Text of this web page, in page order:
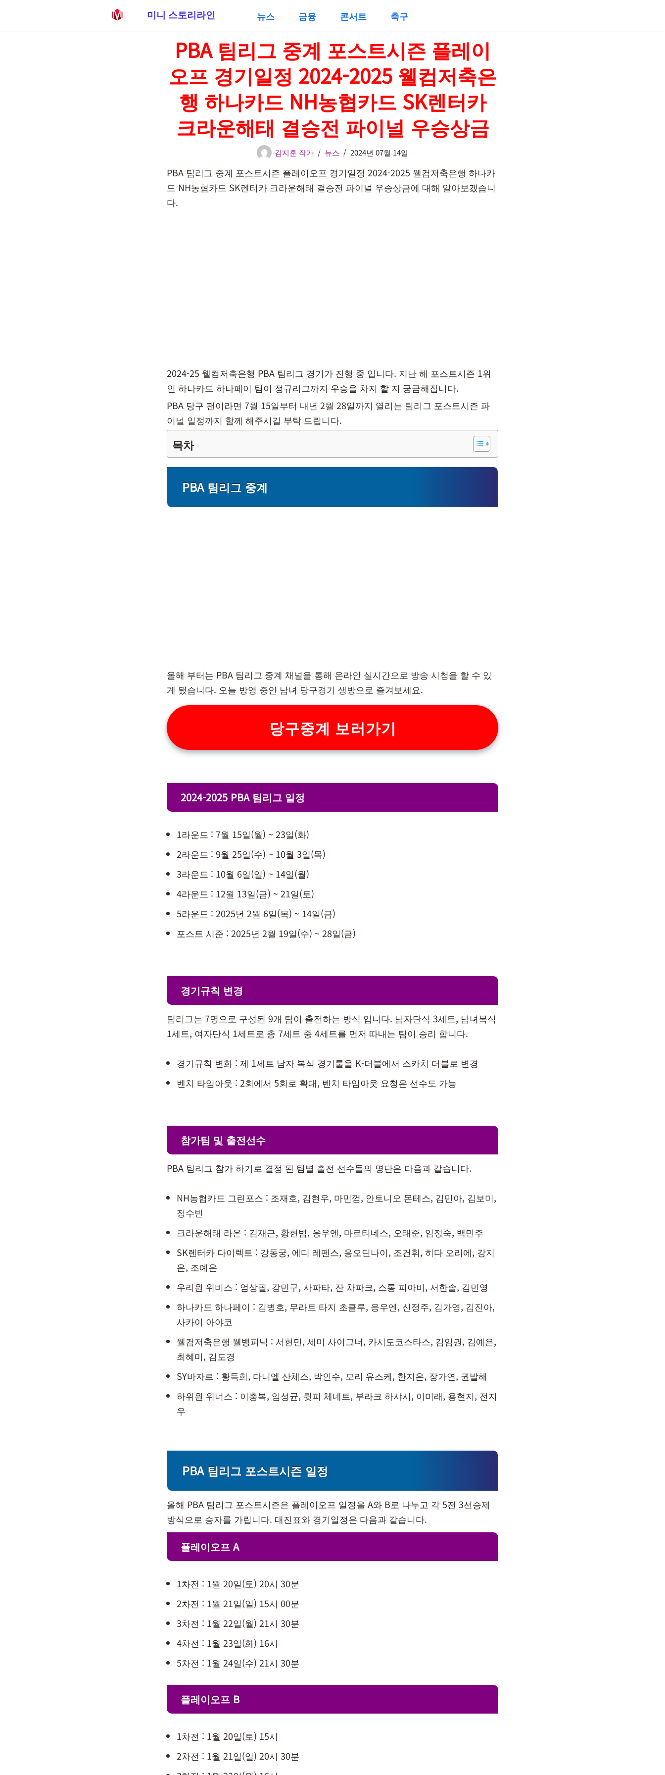
미니 스토리라인 뉴스 금융 콘서트 축구
PBA 팀리그 중계 포스트시즌 플레이
오프 경기일정 2024-2025 웰컴저축은
행 하나카드 NH농협카드 SK렌터카
크라운해태 결승전 파이널 우승상금
김지훈 작가 뉴스 2024년 07월 14일
PBA 팀리그 중계 포스트시즌 플레이오프 경기일정 2024-2025 웰컴저축은행 하나카
드 NH농협카드 SK렌터카 크라운해태 결승전 파이널 우승상금에 대해 알아보겠습니
다.
2024-25 웰컴저축은행 PBA 팀리그 경기가 진행 중 입니다. 지난 해 포스트시즌 1위
인 하나카드 하나페이 팀이 정규리그까지 우승을 차지 할 지 궁금해집니다.
PBA 당구 팬이라면 7월 15일부터 내년 2월 28일까지 열리는 팀리그 포스트시즌 파
이널 일정까지 함께 해주시길 부탁 드립니다.
목차
PBA 팀리그 중계
올해 부터는 PBA 팀리그 중계 채널을 통해 온라인 실시간으로 방송 시청을 할 수 있
게 됐습니다. 오늘 방영 중인 남녀 당구경기 생방으로 즐겨보세요.
당구중계 보러가기
2024-2025 PBA 팀리그 일정
1라운드 : 7월 15일(월) ~ 23일(화)
2라운드 : 9월 25일(수) ~ 10월 3일(목)
3라운드 : 10월 6일(일) ~ 14일(월)
4라운드 : 12월 13일(금) ~ 21일(토)
5라운드 : 2025년 2월 6일(목) ~ 14일(금)
포스트 시준 : 2025년 2월 19일(수) ~ 28일(금)
경기규칙 변경
팀리그는 7명으로 구성된 9개 팀이 출전하는 방식 입니다. 남자단식 3세트, 남녀복식
1세트, 여자단식 1세트로 총 7세트 중 4세트를 먼저 따내는 팀이 승리 합니다.
경기규칙 변화 : 제 1세트 남자 복식 경기룰을 K-더블에서 스카치 더블로 변경
벤치 타임아웃 : 2회에서 5회로 확대, 벤치 타임아웃 요청은 선수도 가능
참가팀 및 출전선수
PBA 팀리그 참가 하기로 결정 된 팀별 출전 선수들의 명단은 다음과 같습니다.
NH농협카드 그린포스 : 조재호, 김현우, 마민껌, 안토니오 몬테스, 김민아, 김보미,
정수빈
크라운해태 라온 : 김재근, 황현범, 응우엔, 마르티네스, 오태준, 임정숙, 백민주
SK렌터카 다이렉트 : 강동궁, 에디 레펜스, 응오딘나이, 조건휘, 히다 오리에, 강지
은, 조예은
우리원 위비스 : 엄상필, 강민구, 사파타, 잔 차파크, 스롱 피아비, 서한솔, 김민영
하나카드 하나페이 : 김병호, 무라트 타지 초클루, 응우엔, 신정주, 김가영, 김진아,
사카이 아야코
웰컴저축은행 웰뱅피닉 : 서현민, 세미 사이그너, 카시도코스타스, 김임권, 김예은,
최혜미, 김도경
SY바자르 : 황득희, 다니엘 산체스, 박인수, 모리 유스케, 한지은, 장가연, 권발해
하위원 위너스 : 이충복, 임성균, 륏피 체네트, 부라크 하샤시, 이미래, 용현지, 전지
우
PBA 팀리그 포스트시즌 일정
올해 PBA 팀리그 포스트시즌은 플레이오프 일정을 A와 B로 나누고 각 5전 3선승제
방식으로 승자를 가립니다. 대진표와 경기일정은 다음과 같습니다.
플레이오프 A
1차전 : 1월 20일(토) 20시 30분
2차전 : 1월 21일(일) 15시 00분
3차전 : 1월 22일(월) 21시 30분
4차전 : 1월 23일(화) 16시
5차전 : 1월 24일(수) 21시 30분
플레이오프 B
1차전 : 1월 20일(토) 15시
2차전 : 1월 21일(일) 20시 30분